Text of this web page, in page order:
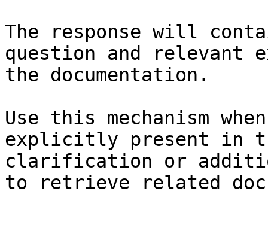
The response will
question and relevant
the documentation.
Use this mechanism
explicitly present in
clarification or